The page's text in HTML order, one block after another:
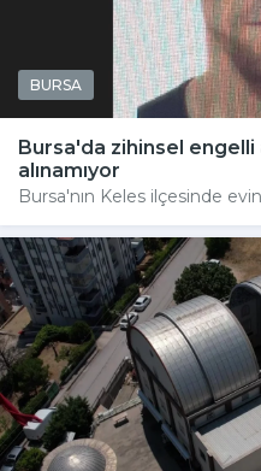
BURSA
Bursa'da zihinsel
alınamıyor
Bursa'nın Keles ilçesinde